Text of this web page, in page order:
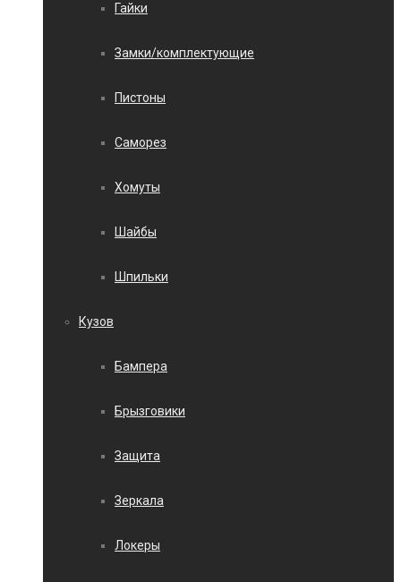
Гайки
Замки/комплектующие
Пистоны
Саморез
Хомуты
Шайбы
Шпильки
Кузов
Бампера
Брызговики
Защита
Зеркала
Локеры